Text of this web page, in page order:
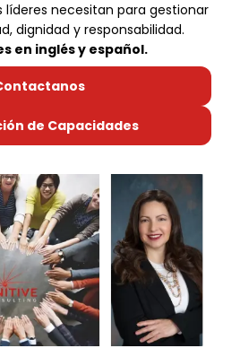
necesitan para gestionar
dignidad y responsabilidad.
en inglés y español.
de Capacidades